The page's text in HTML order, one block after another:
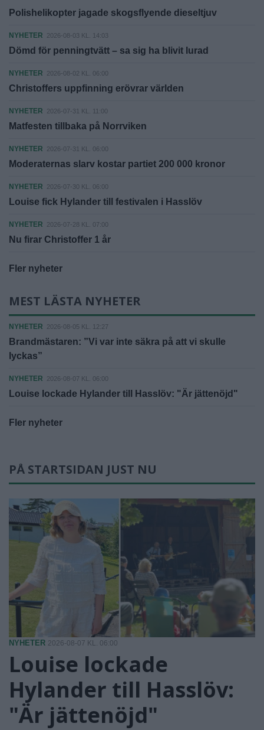
Polishelikopter jagade skogsflyende dieseltjuv
NYHETER 2026-08-03 KL. 14:03
Dömd för penningtvätt – sa sig ha blivit lurad
NYHETER 2026-08-02 KL. 06:00
Christoffers uppfinning erövrar världen
NYHETER 2026-07-31 KL. 11:00
Matfesten tillbaka på Norrviken
NYHETER 2026-07-31 KL. 06:00
Moderaternas slarv kostar partiet 200 000 kronor
NYHETER 2026-07-30 KL. 06:00
Louise fick Hylander till festivalen i Hasslöv
NYHETER 2026-07-28 KL. 07:00
Nu firar Christoffer 1 år
Fler nyheter
MEST LÄSTA NYHETER
NYHETER 2026-08-05 KL. 12:27
Brandmästaren: ”Vi var inte säkra på att vi skulle
lyckas”
NYHETER 2026-08-07 KL. 06:00
Louise lockade Hylander till Hasslöv: "Är jättenöjd"
Fler nyheter
PÅ STARTSIDAN JUST NU
NYHETER 2026-08-07 KL. 06:00
Louise lockade
Hylander till Hasslöv:
"Är jättenöjd"